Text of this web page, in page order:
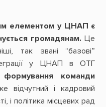
елементом у ЦНАП є
громадянам.Це
так звані “базові”
у ЦНАП в ОТГ
формування команди
відчутний і кадровий
і політика місцевих рад